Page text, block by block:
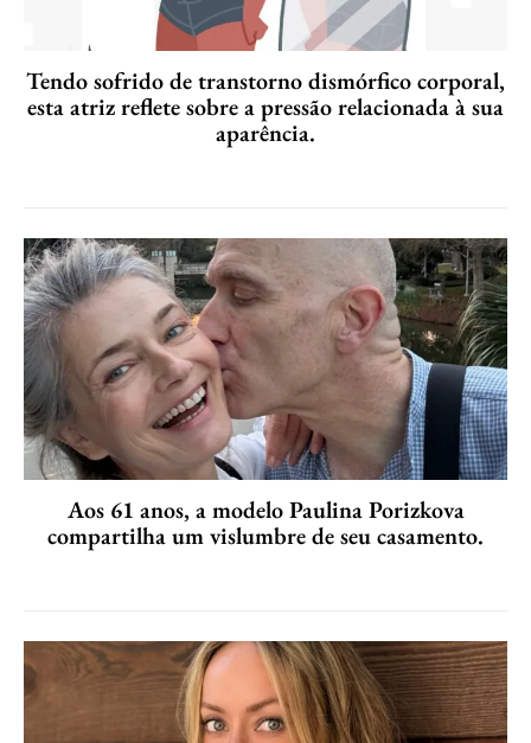
Tendo sofrido de transtorno dismórfico corporal,
esta atriz reflete sobre a pressão relacionada à sua
aparência.
Aos 61 anos, a modelo Paulina Porizkova
compartilha um vislumbre de seu casamento.